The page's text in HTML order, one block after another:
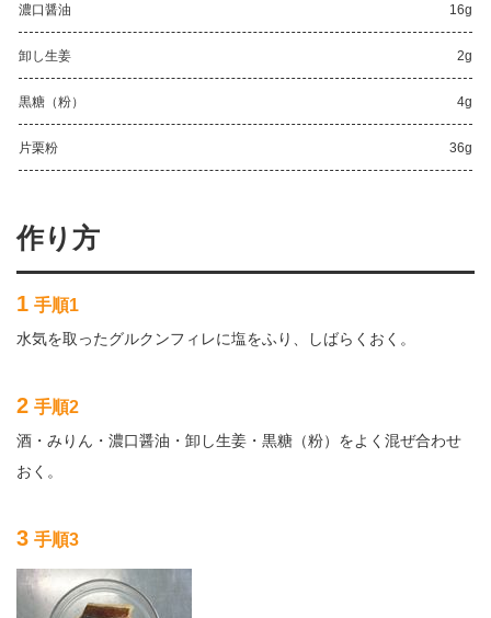
濃口醤油 16g
卸し生姜 2g
黒糖（粉） 4g
片栗粉 36g
作り方
1 手順1
水気を取ったグルクンフィレに塩をふり、しばらくおく。
2 手順2
酒・みりん・濃口醤油・卸し生姜・黒糖（粉）をよく混ぜ合わせ
おく。
3 手順3